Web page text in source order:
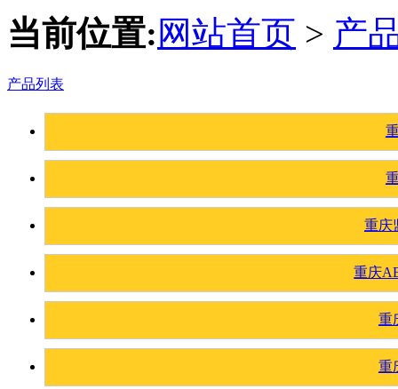
当前位置: 网站首页 > 产
产品列表
重庆
重庆
重
重